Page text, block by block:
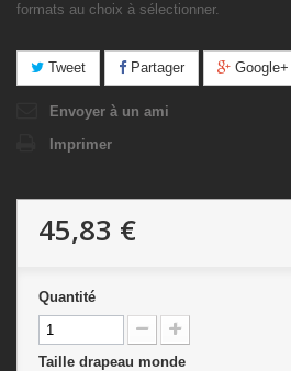
formats au choix à sélectionner.
Tweet Partager Google+
Envoyer à un ami
Imprimer
45,83 €
Quantité
Taille drapeau monde